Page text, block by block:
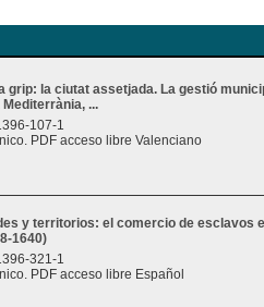
grip: la ciutat assetjada. La gestió
...
107-1
PDF acceso libre Valenciano
y territorios: el comercio de esclavos
1640)
321-1
PDF acceso libre Español